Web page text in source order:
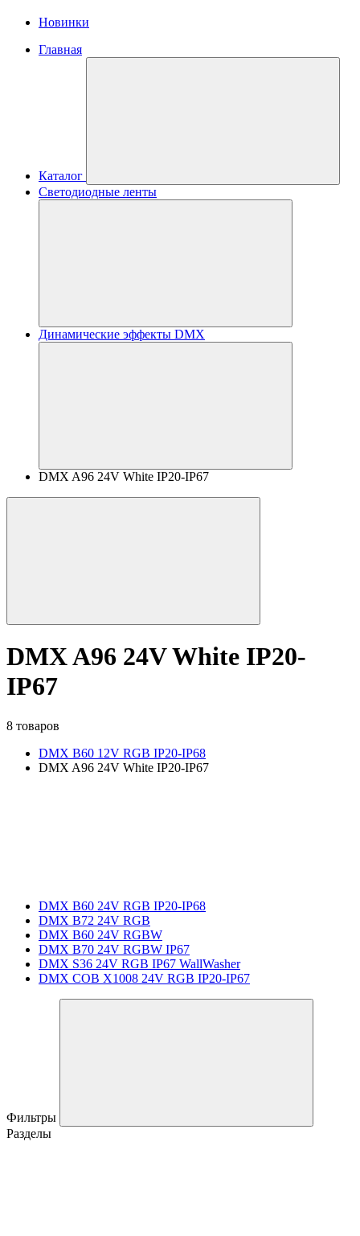
Новинки
Главная
Каталог
Светодиодные ленты
Динамические эффекты DMX
DMX A96 24V White IP20-IP67
DMX A96 24V White IP20-
IP67
8 товаров
DMX B60 12V RGB IP20-IP68
DMX A96 24V White IP20-IP67
DMX B60 24V RGB IP20-IP68
DMX B72 24V RGB
DMX B60 24V RGBW
DMX B70 24V RGBW IP67
DMX S36 24V RGB IP67 WallWasher
DMX COB X1008 24V RGB IP20-IP67
Фильтры
Разделы